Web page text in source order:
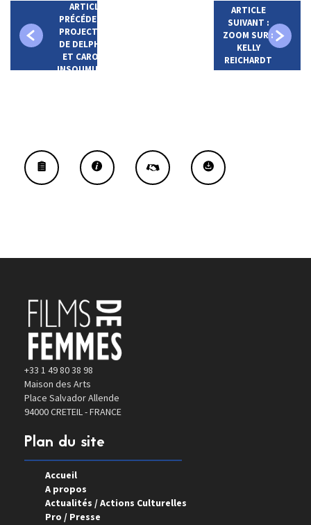
ARTICLE
PRÉCÉDENT :
PROJECTION
DE DELPHINE
ET CAROLE,
INSOUMUSES,
ARTICLE
SUIVANT :
ZOOM SUR :
KELLY
REICHARDT
+33 1 49 80 38 98
Maison des Arts
Place Salvador Allende
94000 CRETEIL - FRANCE
Plan du site
Accueil
A propos
Actualités / Actions Culturelles
Pro / Presse